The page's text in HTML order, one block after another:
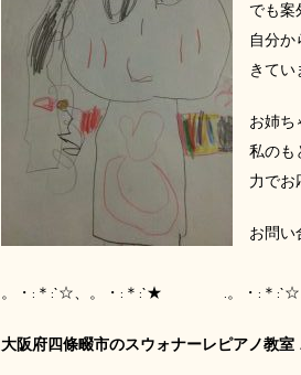
でも案
自分か
きてい
お姉ち
私のも
力でお
お問
。・:＊:`☆、。・:＊:`★ .。・:＊:`☆
大阪府四條畷市のスウォナーレピアノ教室